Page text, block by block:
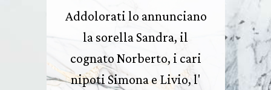
Addolorati lo annunciano
la sorella Sandra, il
cognato Norberto, i cari
nipoti Simona e Livio, l'